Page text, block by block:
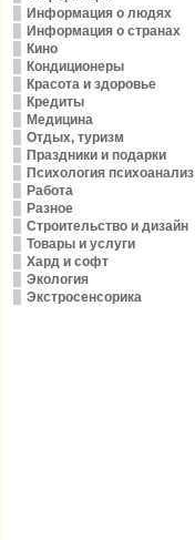
Информация о людях
Информация о странах
Кино
Кондиционеры
Красота и здоровье
Кредиты
Медицина
Отдых, туризм
Праздники и подарки
Психология психоанализ
Работа
Разное
Строительство и дизайн
Товары и услуги
Хард и софт
Экология
Экстросенсорика